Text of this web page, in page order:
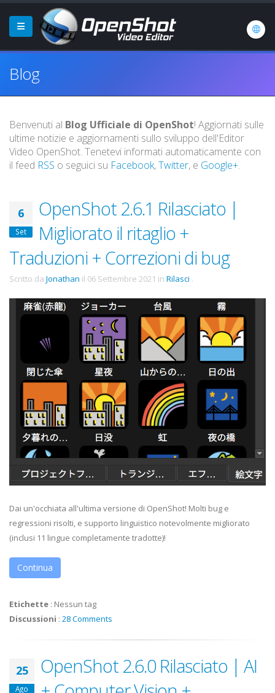
Blog
Benvenuti al Blog Ufficiale di OpenShot! Aggiornati sulle
ultime notizie e aggiornamenti sullo sviluppo dell'Editor
Video OpenShot. Tenetevi informati automaticamente con
il feed RSS o seguici su Facebook,Twitter, e Google+.
6
Set
OpenShot 2.6.1 Rilasciato |
Migliorato il ritaglio +
Traduzioni + Correzioni di bug
Scritto da Jonathan il 06 Settembre 2021 in Rilasci .
Dai un'occhiata all'ultima versione di OpenShot! Molti bug e
regressioni risolti, e supporto linguistico notevolmente migliorato
(inclusi 11 lingue completamente tradotte)!
Continua
Etichette : Nessun tag
Discussioni : 28 Comments
25
Ago
OpenShot 2.6.0 Rilasciato | AI